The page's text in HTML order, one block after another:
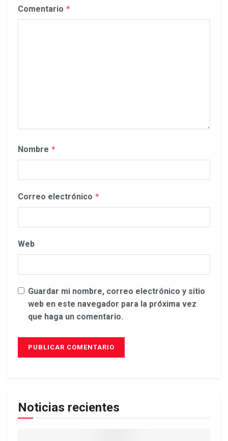
Comentario *
Nombre *
Correo electrónico *
Web
Guardar mi nombre, correo electrónico y sitio
web en este navegador para la próxima vez
que haga un comentario.
Noticias recientes